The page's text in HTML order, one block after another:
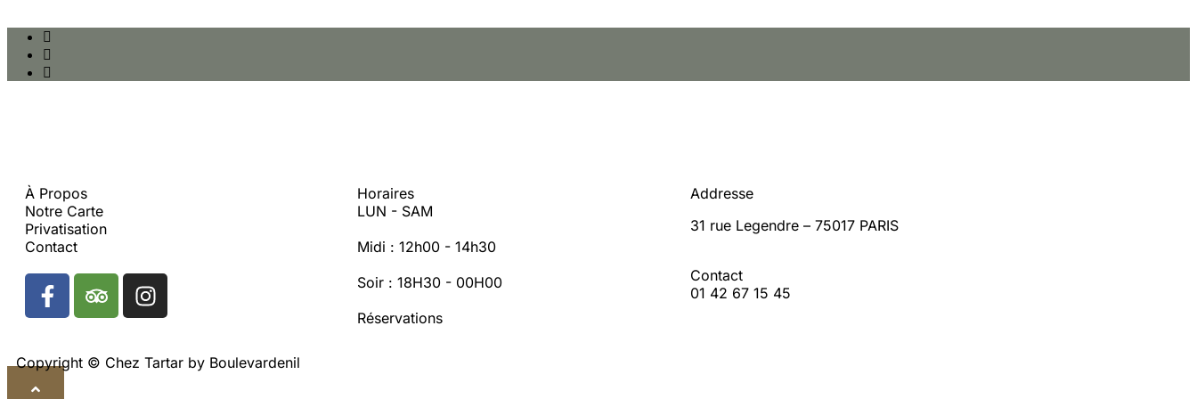
À Propos
Notre Carte
Privatisation
Contact
Horaires
LUN - SAM
Midi : 12h00 - 14h30
Soir : 18H30 - 00H00
Réservations
Addresse
31 rue Legendre – 75017 PARIS
Contact
01 42 67 15 45
Copyright © Chez Tartar by Boulevardenil